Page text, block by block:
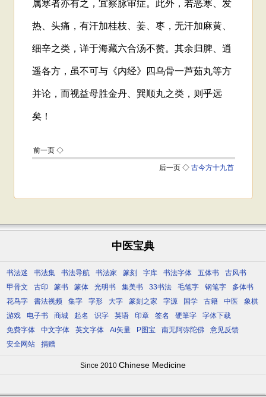
中医宝典
书法迷 书法集 书法导航 书法家 篆刻 字库 书法字体 五体书
古风书
甲骨文
古印 篆书 篆体 光明书 集美书 33书法 毛笔字 钢笔字
多体书
花鸟字
書法视频 集字 字形 大字 篆刻之家 字源 国学 古籍 中医
象棋
游戏
电子书 商城 起名 识字 英语 印章 签名 硬筆字
字体下载
免费字体
中文字体 英文字体 Ai矢量 P图宝 南无阿弥陀佛
意见反馈
安全网站
捐赠
Since 2010 Chinese Medicine